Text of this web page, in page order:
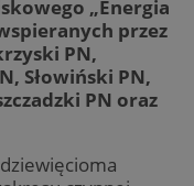
„Energia
przez
PN,
Słowiński PN,
PN oraz